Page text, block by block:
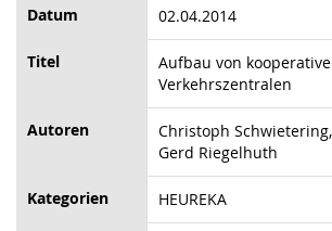
Datum 02.04.2014
Titel
Aufbau von
Verkehrszentralen
Autoren
Christoph
Gerd Riegelhuth
Kategorien HEUREKA